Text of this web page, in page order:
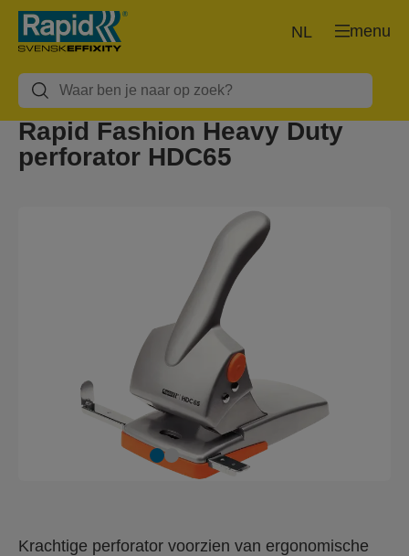
menu
NL
Rapid Fashion Heavy Duty
perforator HDC65
Krachtige perforator voorzien van ergonomische